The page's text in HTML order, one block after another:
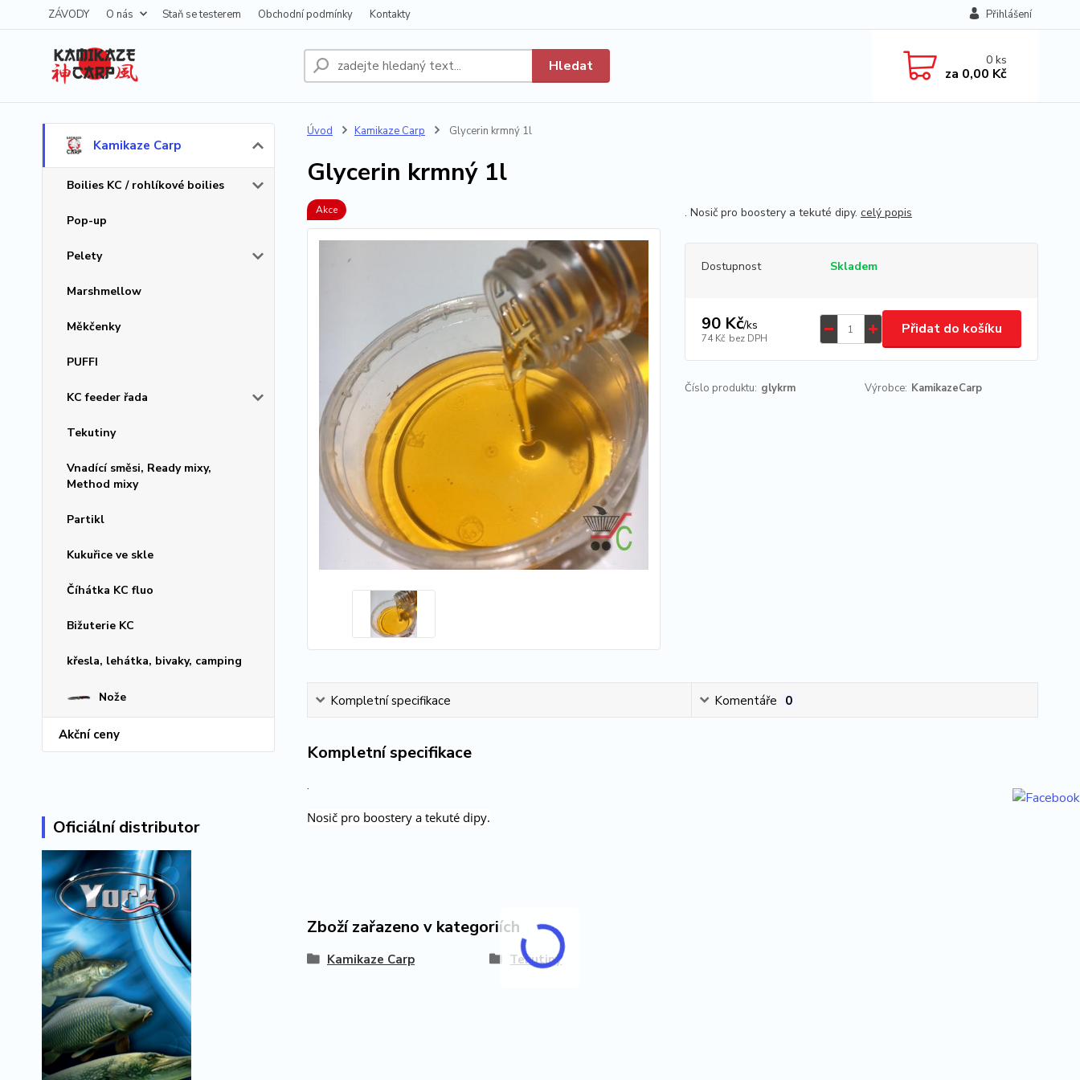
ZÁVODY O nás Staň se testerem Obchodní podmínky Kontakty Přihlášení
Hledat 0ks
za 0,00 Kč
Kamikaze Carp
Boilies KC / rohlíkové boilies
Pop-up
Pelety
Marshmellow
Měkčenky
PUFFI
KC feeder řada
Tekutiny
Vnadící směsi, Ready mixy,
Method mixy
Partikl
Kukuřice ve skle
Číhátka KC fluo
Bižuterie KC
křesla, lehátka, bivaky, camping
Nože
Akční ceny
Oficiální distributor
Úvod Kamikaze Carp Glycerin krmný 1l
Glycerin krmný 1l
Akce . Nosič pro boostery a tekuté dipy. celý popis
Dostupnost Skladem
90 Kč/ks
74 Kč bez DPH
Přidat do košíku
Číslo produktu: glykrm Výrobce: KamikazeCarp
Kompletní specifikace Komentáře 0
Kompletní specifikace
.
Nosič pro boostery a tekuté dipy.
Zboží zařazeno v kategoriích
Kamikaze Carp Tekutiny